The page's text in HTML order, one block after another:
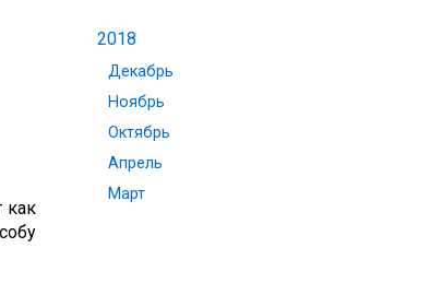
2018
Декабрь
Ноябрь
Октябрь
Апрель
Март
как